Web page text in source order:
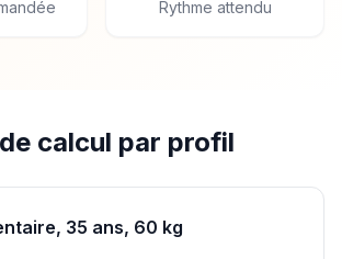
Rythme attendu
calcul par profil
35 ans, 60 kg